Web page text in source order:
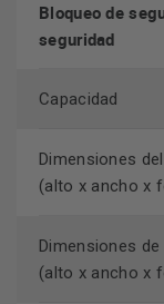
Bloqueo de
seguridad
Capacidad
Dimensiones
(alto x ancho x
Dimensiones
(alto x ancho x